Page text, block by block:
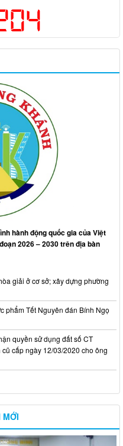
hành động quốc gia của Việt
2026 – 2030 trên địa bàn
giải ở cơ sở; xây dựng phường
phẩm Tết Nguyên đán Bính Ngọ
quyền sử dụng đất số CT
cấp ngày 12/03/2020 cho ông
MỚI